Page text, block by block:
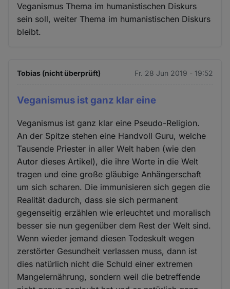
Veganismus Thema im humanistischen Diskurs
sein soll, weiter Thema im humanistischen Diskurs
bleibt.
Tobias (nicht überprüft) Fr. 28 Jun 2019 - 19:52
Veganismus ist ganz klar eine
Veganismus ist ganz klar eine Pseudo-Religion.
An der Spitze stehen eine Handvoll Guru, welche
Tausende Priester in aller Welt haben (wie den
Autor dieses Artikel), die ihre Worte in die Welt
tragen und eine große gläubige Anhängerschaft
um sich scharen. Die immunisieren sich gegen die
Realität dadurch, dass sie sich permanent
gegenseitig erzählen wie erleuchtet und moralisch
besser sie nun gegenüber dem Rest der Welt sind.
Wenn wieder jemand diesen Todeskult wegen
zerstörter Gesundheit verlassen muss, dann ist
dies natürlich nicht die Schuld einer extremen
Mangelernährung, sondern weil die betreffende